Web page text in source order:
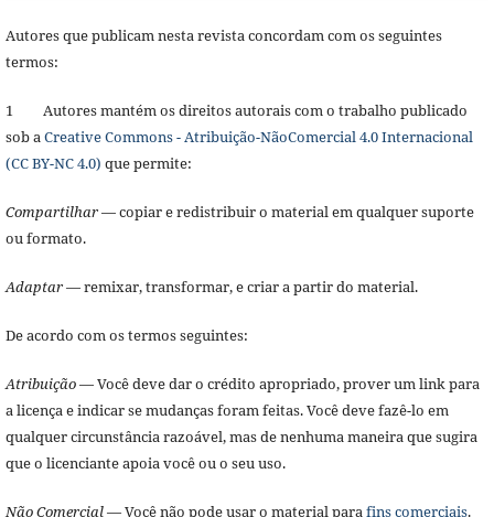
Autores que publicam nesta revista concordam com os seguintes
termos:
1 Autores mantém os direitos autorais com o trabalho publicado
sob aCreative Commons - Atribuição-NãoComercial 4.0 Internacional
(CC BY-NC 4.0) que permite:
Compartilhar— copiar e redistribuir o material em qualquer suporte
ou formato.
Adaptar— remixar, transformar, e criar a partir do material.
De acordo com os termos seguintes:
Atribuição— Você deve dar o crédito apropriado, prover um link para
a licença e indicar se mudanças foram feitas. Você deve fazê-lo em
qualquer circunstância razoável, mas de nenhuma maneira que sugira
que o licenciante apoia você ou o seu uso.
Não Comercial— Você não pode usar o material parafins comerciais.